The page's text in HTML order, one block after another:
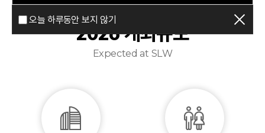
오늘 하루동안 보지 않기
2026 개최규모
Expected at SLW